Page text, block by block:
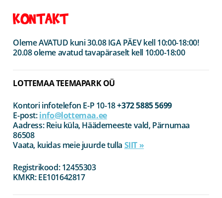
KONTAKT
Oleme AVATUD kuni 30.08 IGA PÄEV kell 10:00-18:00!
20.08 oleme avatud tavapäraselt kell 10:00-18:00
LOTTEMAA TEEMAPARK OÜ
Kontori infotelefon E-P 10-18+372 5885 5699
E-post:info@lottemaa.ee
Aadress: Reiu küla, Häädemeeste vald, Pärnumaa
86508
Vaata, kuidas meie juurde tulla SIIT »
Registrikood: 12455303
KMKR: EE101642817